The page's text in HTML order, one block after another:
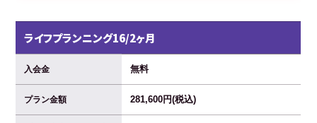
ライフプランニング16/2ヶ月
入会金 無料
プラン金額 281,600円(税込)